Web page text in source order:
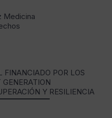
Medicina
FINANCIADO POR LOS
GENERATION
Y RESILIENCIA